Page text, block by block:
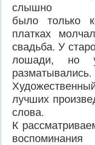
слышно
было только
платках
свадьба. У
лошади, но
лучших
слова.
К